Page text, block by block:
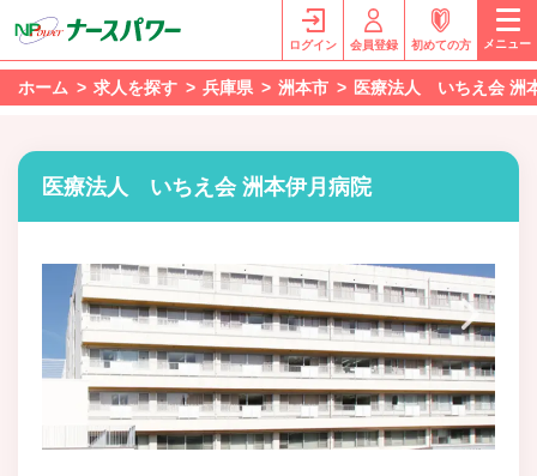
ログイン 会員登録 初めての方 メニュー
ホーム 求人を探す 兵庫県 洲本市 医療法人 いちえ会 洲
医療法人 いちえ会 洲本伊月病院